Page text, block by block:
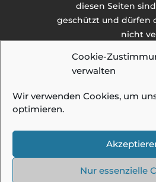
Cookie-
verwalten
Wir verwenden Cookies, um
optimieren.
Nur essenzielle
diesen Seiten
geschützt und dürfen
nicht